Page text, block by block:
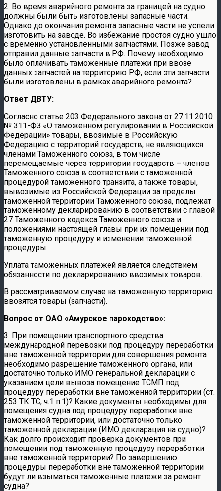
2. Во время аварийного ремонта за границей на судно
должны были быть изготовлены запасные части.
Однако до окончания ремонта запасные части не успели
изготовить на заводе. Во избежание простоя судно ушло
с временно установленными запчастями. Позже завод
отправил данные запчасти в РФ. Почему необходимо
было оплачивать таможенные платежи при ввозе
данных запчастей на территорию РФ, если эти запчасти
были изготовлены в рамках аварийного ремонта?
Ответ ДВТУ:
Согласно статье 203 Федерального закона от 27.11.2010
№ 311-ФЗ «О таможенном регулировании в Российской
Федерации» товары, ввозимые в Российскую
Федерацию с территорий государств, не являющихся
членами Таможенного союза, в том числе
перемещаемые через территории государств – членов
Таможенного союза в соответствии с таможенной
процедурой таможенного транзита, а также товары,
вывозимые из Российской Федерации за пределы
таможенной территории Таможенного союза, подлежат
таможенному декларированию в соответствии с главой
27 Таможенного кодекса Таможенного союза и
положениями настоящей главы при их помещении под
таможенную процедуру и изменении таможенной
процедуры.
Уплата таможенных платежей является следствием
обязанности по декларированию ввозимых товаров.
В рассматриваемом случае на таможенную территорию
ввозятся товары (запчасти).
Вопрос от ОАО «Амурское пароходство»:
3. При помещении транспортного средства
международной перевозки под процедуру переработки
вне таможенной территории для совершения ремонта
необходимо разрешение таможенного органа, или
достаточно только ИМО генеральной декларации с
указанием цели вывоза помещение ТСМП под
процедуру переработки вне таможенной территории (ст.
253 ТК ТС, ч.1 п.1)? Какие документы необходимы для
помещения судна под процедуру переработки вне
таможенной территории, или достаточно только
таможенной декларации (ИМО декларация на судно)?
Как долго происходит проверка документов при
помещении под таможенную процедуру переработки
вне таможенной территории? По завершению
процедуры переработки вне таможенной территории
будут ли взыматься таможенные платежи за ремонт
судна?